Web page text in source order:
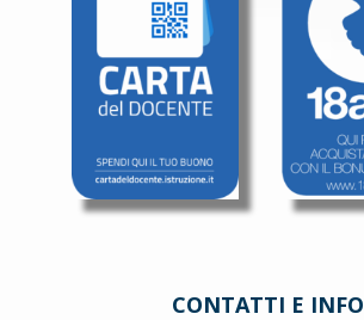
CONTATTI E INFO